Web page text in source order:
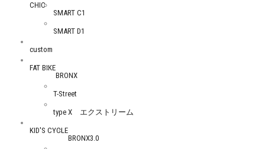
CHIC
SMART C1
SMART D1
custom
FAT BIKE
BRONX
T-Street
type X エクストリーム
KID'S CYCLE
BRONX3.0